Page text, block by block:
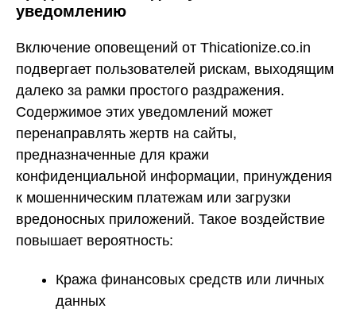
уведомлению
Включение оповещений от Thicationize.co.in
подвергает пользователей рискам, выходящим
далеко за рамки простого раздражения.
Содержимое этих уведомлений может
перенаправлять жертв на сайты,
предназначенные для кражи
конфиденциальной информации, принуждения
к мошенническим платежам или загрузки
вредоносных приложений. Такое воздействие
повышает вероятность:
Кража финансовых средств или личных
данных